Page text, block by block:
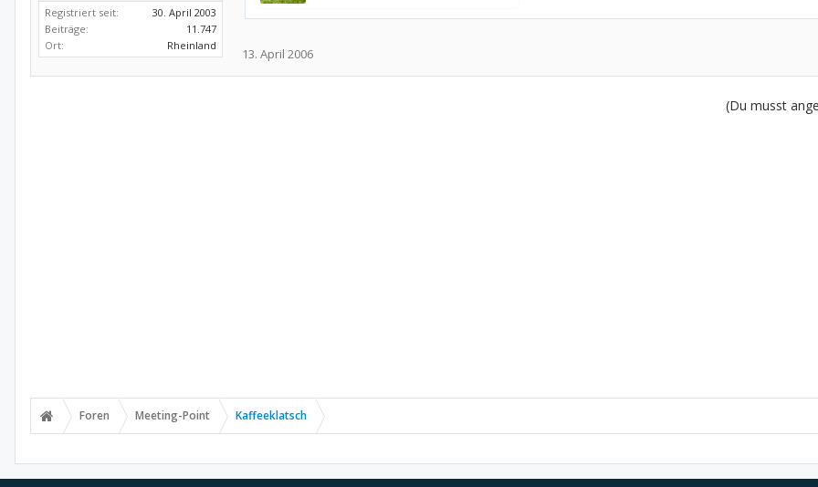
Registriert seit:
30. April 2003
Beiträge:
11.747
Ort:
Rheinland
13. April 2006
(Du musst
Foren Meeting-Point Kaffeeklatsch